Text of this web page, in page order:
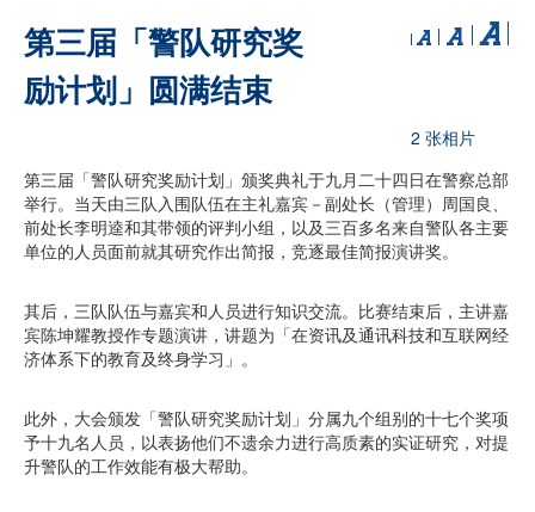
第三届「警队研究奖
励计划」圆满结束
2 张相片
第三届「警队研究奖励计划」颁奖典礼于九月二十四日在警察总部
举行。当天由三队入围队伍在主礼嘉宾－副处长（管理）周国良、
前处长李明逵和其带领的评判小组，以及三百多名来自警队各主要
单位的人员面前就其研究作出简报，竞逐最佳简报演讲奖。
其后，三队队伍与嘉宾和人员进行知识交流。比赛结束后，主讲嘉
宾陈坤耀教授作专题演讲，讲题为「在资讯及通讯科技和互联网经
济体系下的教育及终身学习」。
此外，大会颁发「警队研究奖励计划」分属九个组别的十七个奖项
予十九名人员，以表扬他们不遗余力进行高质素的实证研究，对提
升警队的工作效能有极大帮助。